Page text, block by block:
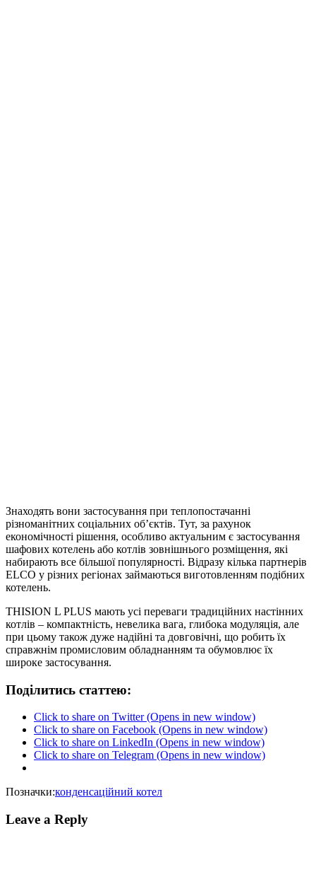
Знаходять вони застосування при теплопостачанні
різноманітних соціальних об’єктів. Тут, за рахунок
економічності рішення, особливо актуальним є застосування
шафових котелень або котлів зовнішнього розміщення, які
набирають все більшої популярності. Відразу кілька партнерів
ELCO у різних регіонах займаються виготовленням подібних
котелень.
THISION L PLUS мають усі переваги традиційних настінних
котлів – компактність, невелика вага, глибока модуляція, але
при цьому також дуже надійні та довговічні, що робить їх
справжнім промисловим обладнанням та обумовлює їх
широке застосування.
Поділитись статтею:
Click to share on Twitter (Opens in new window)
Click to share on Facebook (Opens in new window)
Click to share on LinkedIn (Opens in new window)
Click to share on Telegram (Opens in new window)
Позначки:конденсаційний котел
Leave a Reply